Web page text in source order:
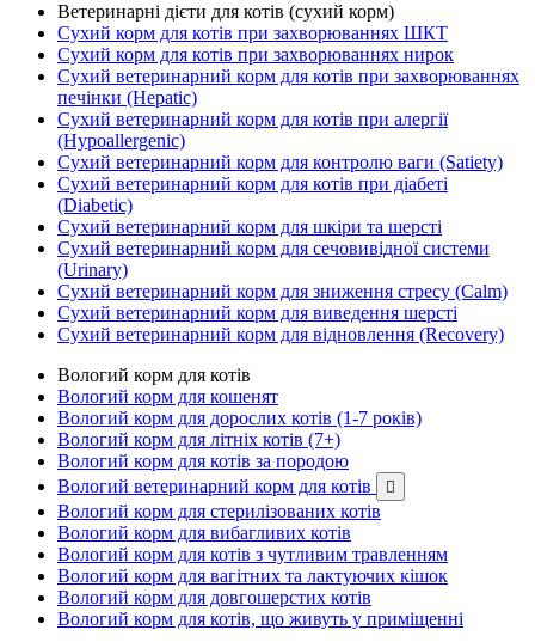
Ветеринарні дієти для котів (сухий корм)
Сухий корм для котів при захворюваннях ШКТ
Сухий корм для котів при захворюваннях нирок
Сухий ветеринарний корм для котів при захворюваннях
печінки (Hepatic)
Сухий ветеринарний корм для котів при алергії
(Hypoallergenic)
Сухий ветеринарний корм для контролю ваги (Satiety)
Сухий ветеринарний корм для котів при діабеті
(Diabetic)
Сухий ветеринарний корм для шкіри та шерсті
Сухий ветеринарний корм для сечовивідної системи
(Urinary)
Сухий ветеринарний корм для зниження стресу (Calm)
Сухий ветеринарний корм для виведення шерсті
Сухий ветеринарний корм для відновлення (Recovery)
Вологий корм для котів
Вологий корм для кошенят
Вологий корм для дорослих котів (1-7 років)
Вологий корм для літніх котів (7+)
Вологий корм для котів за породою
Вологий ветеринарний корм для котів

Вологий корм для стерилізованих котів
Вологий корм для вибагливих котів
Вологий корм для котів з чутливим травленням
Вологий корм для вагітних та лактуючих кішок
Вологий корм для довгошерстих котів
Вологий корм для котів, що живуть у приміщенні